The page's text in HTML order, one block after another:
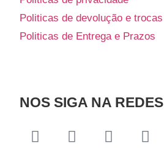
Politicas de devolução e trocas
Politicas de Entrega e Prazos
NOS SIGA NA REDES